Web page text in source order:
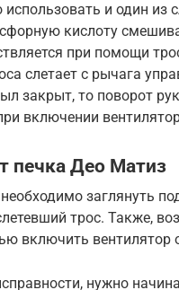
и один из
кислоту
при помощи
слетает с рычага
закрыт, то поворот
включении
печка Део Матиз
заглянуть
трос. Также,
включить вентилятор
нужно